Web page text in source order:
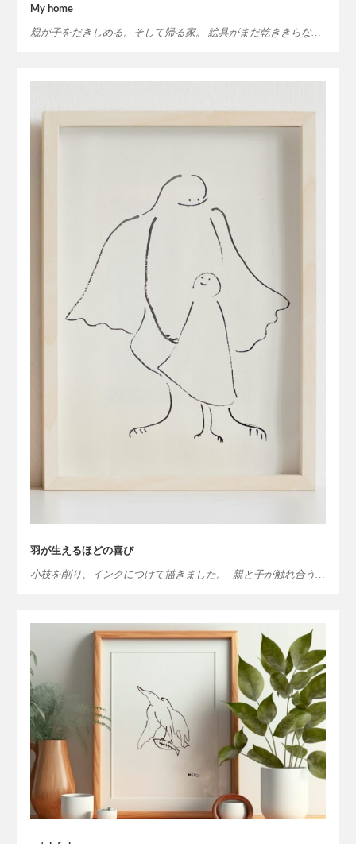
My home
親が子をだきしめる。そして帰る家。 絵具がまだ乾ききらな…
羽が生えるほどの喜び
小枝を削り、インクにつけて描きました。 親と子が触れ合う…